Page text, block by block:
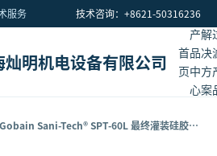
服务 技术咨询：+8621-50316236
灿明机电设备有限公司
首
页
产
品
中
心
解
决
方
案
Saint-Gobain Sani-Tech® SPT-60L 最终灌装硅胶泵管